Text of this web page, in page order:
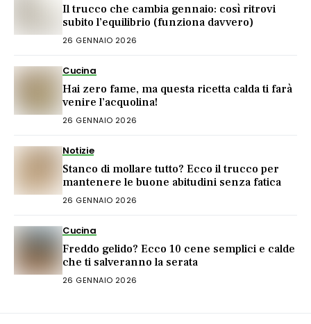
Il trucco che cambia gennaio: così ritrovi
subito l’equilibrio (funziona davvero)
26 GENNAIO 2026
Cucina
Hai zero fame, ma questa ricetta calda ti farà
venire l’acquolina!
26 GENNAIO 2026
Notizie
Stanco di mollare tutto? Ecco il trucco per
mantenere le buone abitudini senza fatica
26 GENNAIO 2026
Cucina
Freddo gelido? Ecco 10 cene semplici e calde
che ti salveranno la serata
26 GENNAIO 2026